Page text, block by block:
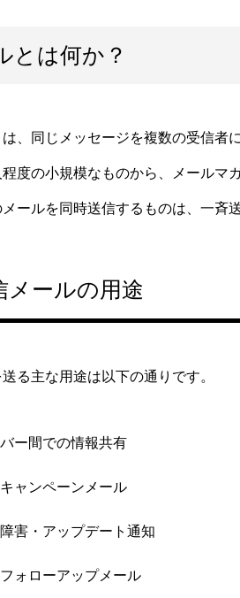
とは何か？
、同じメッセージを複数の受信者
度の小規模なものから、メールマ
ールを同時送信するものは、一斉
メールの用途
る主な用途は以下の通りです。
ー間での情報共有
ャンペーンメール
害・アップデート通知
ォローアップメール